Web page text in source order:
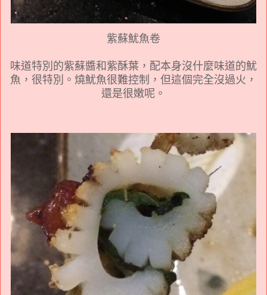
紫蘇魷魚卷
味道特別的紫蘇醬和紫酥葉，配本身沒什麼味道的魷
魚 ，很特別。燒魷魚很難控制，但這個完全沒過火，
還是很嫩呢。